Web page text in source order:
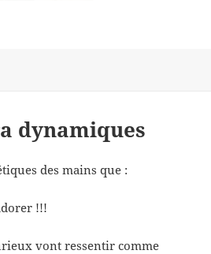
dynamiques
des mains que :
!!!
vont ressentir comme